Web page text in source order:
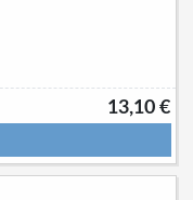
13,10 €